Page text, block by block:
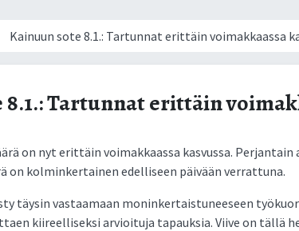
erittäin
Kainuun sote 8.1.: Tartunnat erittäin voimakkaassa
Tartunnat erittäin
on nyt erit­täin voi­mak­kaas­sa kas­vus­sa. Per­jan­tain
on kol­min­ker­tai­nen edel­li­seen päi­vään ver­rat­tu­na.
täy­sin vas­taa­maan mo­nin­ker­tais­tu­nee­seen
kii­reel­li­sek­si ar­vioi­tu­ja ta­pauk­sia. Vii­ve on täl­lä